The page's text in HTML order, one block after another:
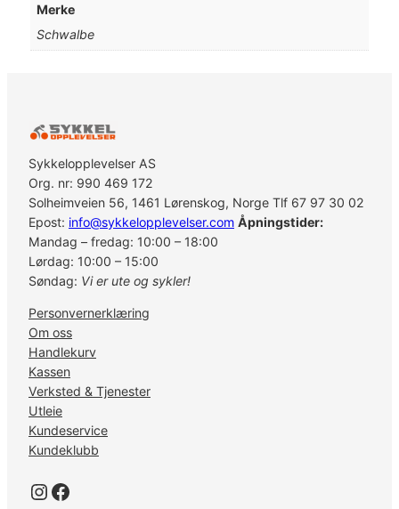
n
f
o
l
d
i
n
g
i
r
e
7
0
0
c
3
m
Merke
Schwalbe
Sykkelopplevelser AS
Org. nr: 990 469 172
Solheimveien 56, 1461 Lørenskog, Norge Tlf 67 97 30 02
Epost: info@sykkelopplevelser.com Åpningstider:
Mandag – fredag: 10:00 – 18:00
Lørdag: 10:00 – 15:00
Søndag: Vi er ute og sykler!
Personvernerklæring
Om oss
Handlekurv
Kassen
Verksted & Tjenester
Utleie
Kundeservice
Kundeklubb
Instagram Facebook